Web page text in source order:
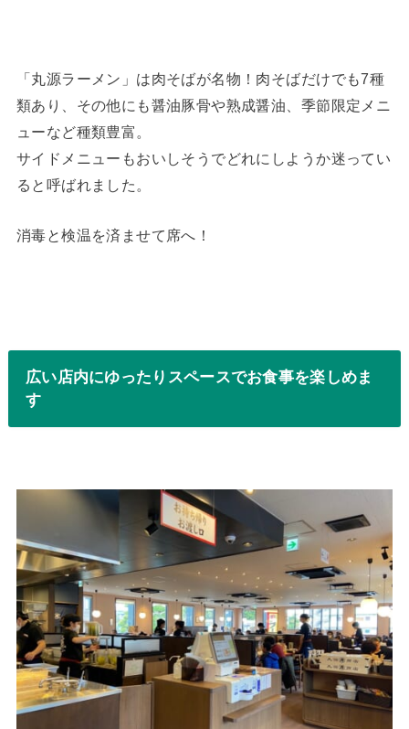
「丸源ラーメン」は肉そばが名物！肉そばだけでも7種
類あり、その他にも醤油豚骨や熟成醤油、季節限定メニ
ューなど種類豊富。
サイドメニューもおいしそうでどれにしようか迷ってい
ると呼ばれました。
消毒と検温を済ませて席へ！
広い店内にゆったりスペースでお食事を楽しめま
す